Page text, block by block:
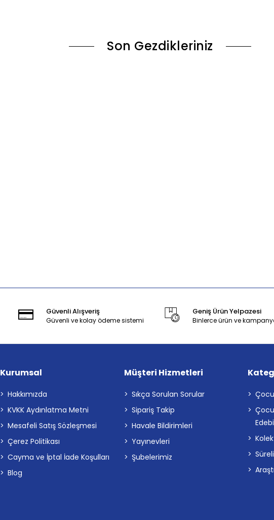
Son Gezdikleriniz
Güvenli Alışveriş
Güvenli ve kolay ödeme sistemi
Geniş Ürün Yelpazesi
Binlerce ürün ve
Kurumsal
Hakkımızda
KVKK Aydınlatma Metni
Mesafeli Satış Sözleşmesi
Çerez Politikası
Cayma ve İptal İade Koşulları
Blog
Müşteri Hizmetleri
Sıkça Sorulan Sorular
Sipariş Takip
Havale Bildirimleri
Yayınevleri
Şubelerimiz